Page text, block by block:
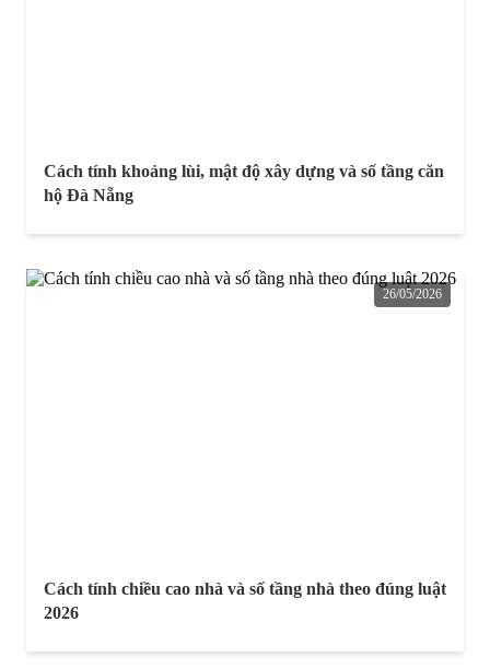
Cách tính khoảng lùi, mật độ xây dựng và số tầng căn
hộ Đà Nẵng
26/05/2026
Cách tính chiều cao nhà và số tầng nhà theo đúng luật
2026